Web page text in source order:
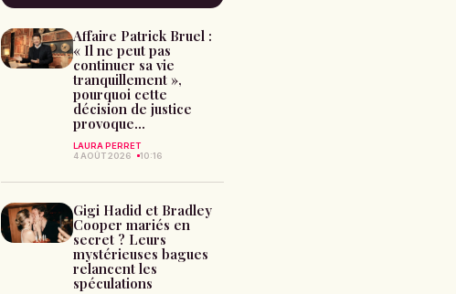
Affaire Patrick Bruel :
« Il ne peut pas
continuer sa vie
tranquillement »,
pourquoi cette
décision de justice
provoque...
LAURA PERRET
4 AOÛT 2026
10:16
Gigi Hadid et Bradley
Cooper mariés en
secret ? Leurs
mystérieuses bagues
relancent les
spéculations